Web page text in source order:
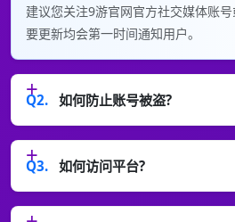
建议您关注9游官网官方社交媒体账
要更新均会第一时间通知用户。
Q2. 如何防止账号被盗?
Q3. 如何访问平台?